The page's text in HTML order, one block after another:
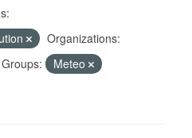
Organizations:
Groups:
Meteo